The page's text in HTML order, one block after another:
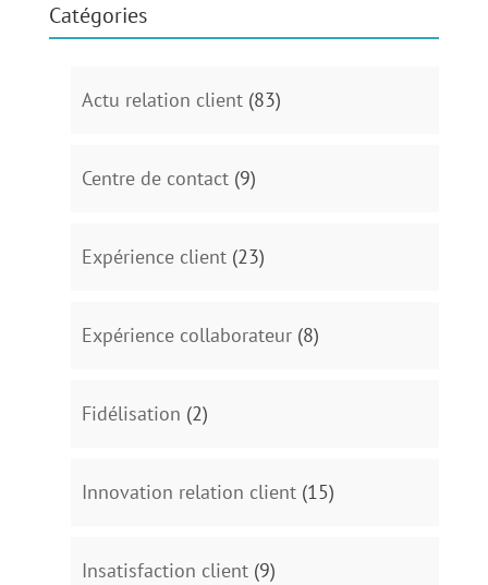
Catégories
Actu relation client(83)
Centre de contact(9)
Expérience client(23)
Expérience collaborateur(8)
Fidélisation (2)
Innovation relation client(15)
Insatisfaction client(9)